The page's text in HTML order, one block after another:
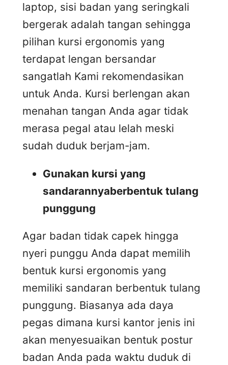
laptop, sisi badan yang seringkali
bergerak adalah tangan sehingga
pilihan kursi ergonomis yang
terdapat lengan bersandar
sangatlah Kami rekomendasikan
untuk Anda. Kursi berlengan akan
menahan tangan Anda agar tidak
merasa pegal atau lelah meski
sudah duduk berjam-jam.
Gunakan kursi yang
sandarannyaberbentuk tulang
punggung
Agar badan tidak capek hingga
nyeri punggu Anda dapat memilih
bentuk kursi ergonomis yang
memiliki sandaran berbentuk tulang
punggung. Biasanya ada daya
pegas dimana kursi kantor jenis ini
akan menyesuaikan bentuk postur
badan Anda pada waktu duduk di